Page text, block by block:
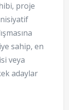
proje
sahip, en
veya
adaylar